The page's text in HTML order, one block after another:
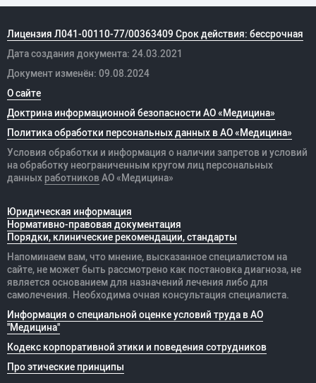
Лицензия Л041-00110-77/00363409 Срок действия: бессрочная
Дата создания документа: 24.03.2021
Документ изменён: 09.08.2024
О сайте
Доктрина информационной безопасности АО «Медицина»
Политика обработки персональных данных в АО «Медицина»
Условия обработки и информация о наличии запретов и условий
на обработку неограниченным кругом лиц персональных
данных работников АО «Медицина»
Юридическая информация
Нормативно-правовая документация
Порядки, клинические рекомендации, стандарты
Напоминаем вам, что мнение, высказанное специалистом на
сайте, не может быть рассмотрено как постановка диагноза, не
является основанием для назначений лечения либо для
самолечения. Необходима очная консультация специалиста.
Информация о специальной оценке условий труда в АО
"Медицина"
Кодекс корпоративной этики и поведения сотрудников
Про этические принципы